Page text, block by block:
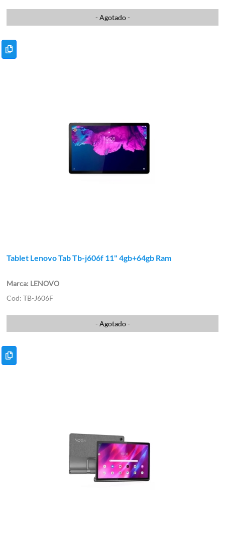
- Agotado -
Tablet Lenovo Tab Tb-j606f 11" 4gb+64gb Ram
LENOVO
TB-J606F
- Agotado -